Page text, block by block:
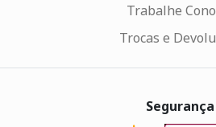
Trabalhe
Trocas e
Segurança